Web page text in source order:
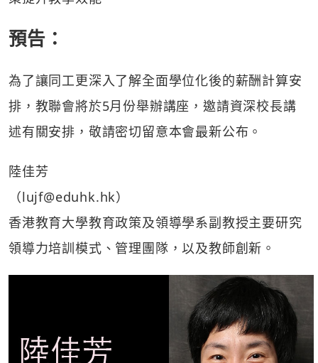
預告：
為了讓同工更深入了解全面學位化後的薪酬計算安
排，教聯會將於5月份舉辦講座，邀請資深校長講
述有關安排，敬請密切留意本會最新公布。
陸佳芳
（lujf@eduhk.hk）
香港教育大學教育政策及領導學系副教授主要研究
領導力培訓模式、管理團隊，以及教師創新。